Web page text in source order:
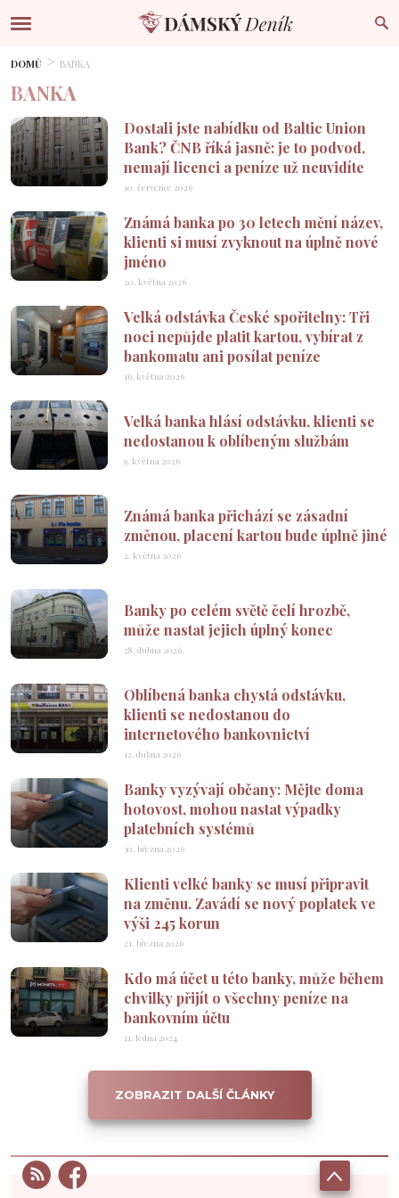
DOMŮ BANKA
BANKA
Dostali jste nabídku od Baltic Union
Bank? ČNB říká jasně: je to podvod,
nemají licenci a peníze už neuvidíte
10. července 2026
Známá banka po 30 letech mění název,
klienti si musí zvyknout na úplně nové
jméno
20. května 2026
Velká odstávka České spořitelny: Tři
noci nepůjde platit kartou, vybírat z
bankomatu ani posílat peníze
16. května 2026
Velká banka hlásí odstávku, klienti se
nedostanou k oblíbeným službám
9. května 2026
Známá banka přichází se zásadní
změnou, placení kartou bude úplně jiné
2. května 2026
Banky po celém světě čelí hrozbě,
může nastat jejich úplný konec
28. dubna 2026
Oblíbená banka chystá odstávku,
klienti se nedostanou do
internetového bankovnictví
12. dubna 2026
Banky vyzývají občany: Mějte doma
hotovost, mohou nastat výpadky
platebních systémů
30. března 2026
Klienti velké banky se musí připravit
na změnu. Zavádí se nový poplatek ve
výši 245 korun
21. března 2026
Kdo má účet u této banky, může během
chvilky přijít o všechny peníze na
bankovním účtu
11. ledna 2024
ZOBRAZIT DALŠÍ ČLÁNKY